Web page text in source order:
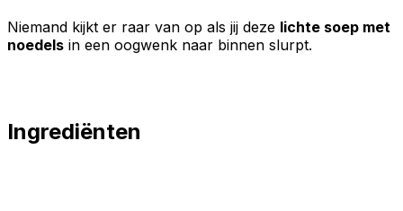
Niemand kijkt er raar van op als jij deze lichte soep met
noedels in een oogwenk naar binnen slurpt.
Ingrediënten